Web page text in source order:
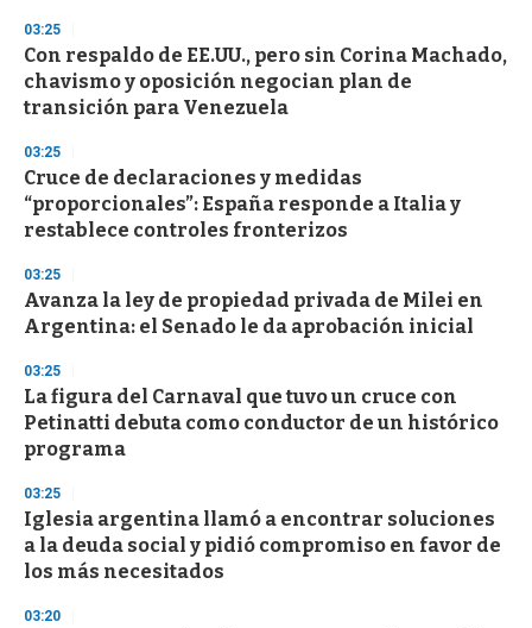
s
e
c
o
n
03:25
Con respaldo de EE.UU., pero sin Corina Machado,
chavismo y oposición negocian plan de
transición para Venezuela
03:25
Cruce de declaraciones y medidas
“proporcionales”: España responde a Italia y
restablece controles fronterizos
03:25
Avanza la ley de propiedad privada de Milei en
Argentina: el Senado le da aprobación inicial
03:25
La figura del Carnaval que tuvo un cruce con
Petinatti debuta como conductor de un histórico
programa
03:25
Iglesia argentina llamó a encontrar soluciones
a la deuda social y pidió compromiso en favor de
los más necesitados
03:20